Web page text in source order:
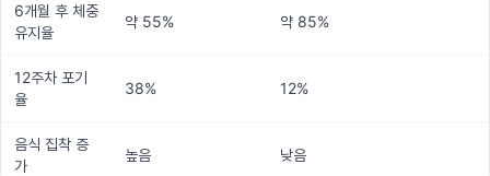
6개월 후 체중
유지율
약 55% 약 85%
12주차 포기
율
38% 12%
음식 집착 증
가
높음 낮음